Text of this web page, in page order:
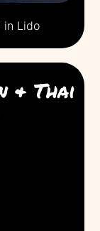
in Lido
& Thai